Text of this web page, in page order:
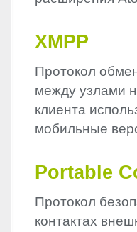
XMPP
Протокол
между узлами
клиента
мобильные
Portable
Протокол
контактах